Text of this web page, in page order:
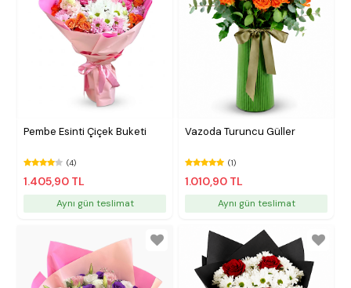
Pembe Esinti Çiçek Buketi
(4)
1.405,90 TL
Aynı gün teslimat
Vazoda Turuncu Güller
(1)
1.010,90 TL
Aynı gün teslimat